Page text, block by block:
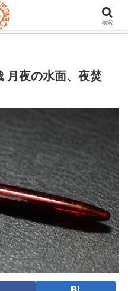
&グラベルのブログ。機材や
総半島ライドの情報など。
月夜の水面、夜焚
検索